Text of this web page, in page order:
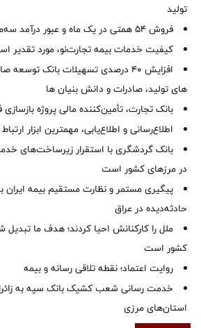
تولید
فروش 54 همتی در یک ماه و عبور درآمد سه‌ماهه از 81 همت
کیفیت خدمات بیمه تجارت‌نو، مورد تقدیر
افزایش 40 درصدی تسهیلات بانک
های تولید، صادرات و دانش بنیان ها
بانک تجارت، تأمین‌کننده مالی پروژه بازسازی فازهای ۴ و ۵
اطلاع‌رسانی و اطلاع‌یابی، مهمترین ابزار
بانک گردشگری با استقرار زیرساخت‌های
در مرزهای کشور است
پیگیری مستمر و نظارت مستقیم بیمه ایران بر
حادثه‌دیده در عراق
ملل را کارکنانش احیا کردند؛ هدف ما
کشور است
روایت اعتماد؛ نقطه تلاقی رسانه و بیمه
خدمت رسانی شعب کشیک بانک سپه به
استان‌‌های مرزی